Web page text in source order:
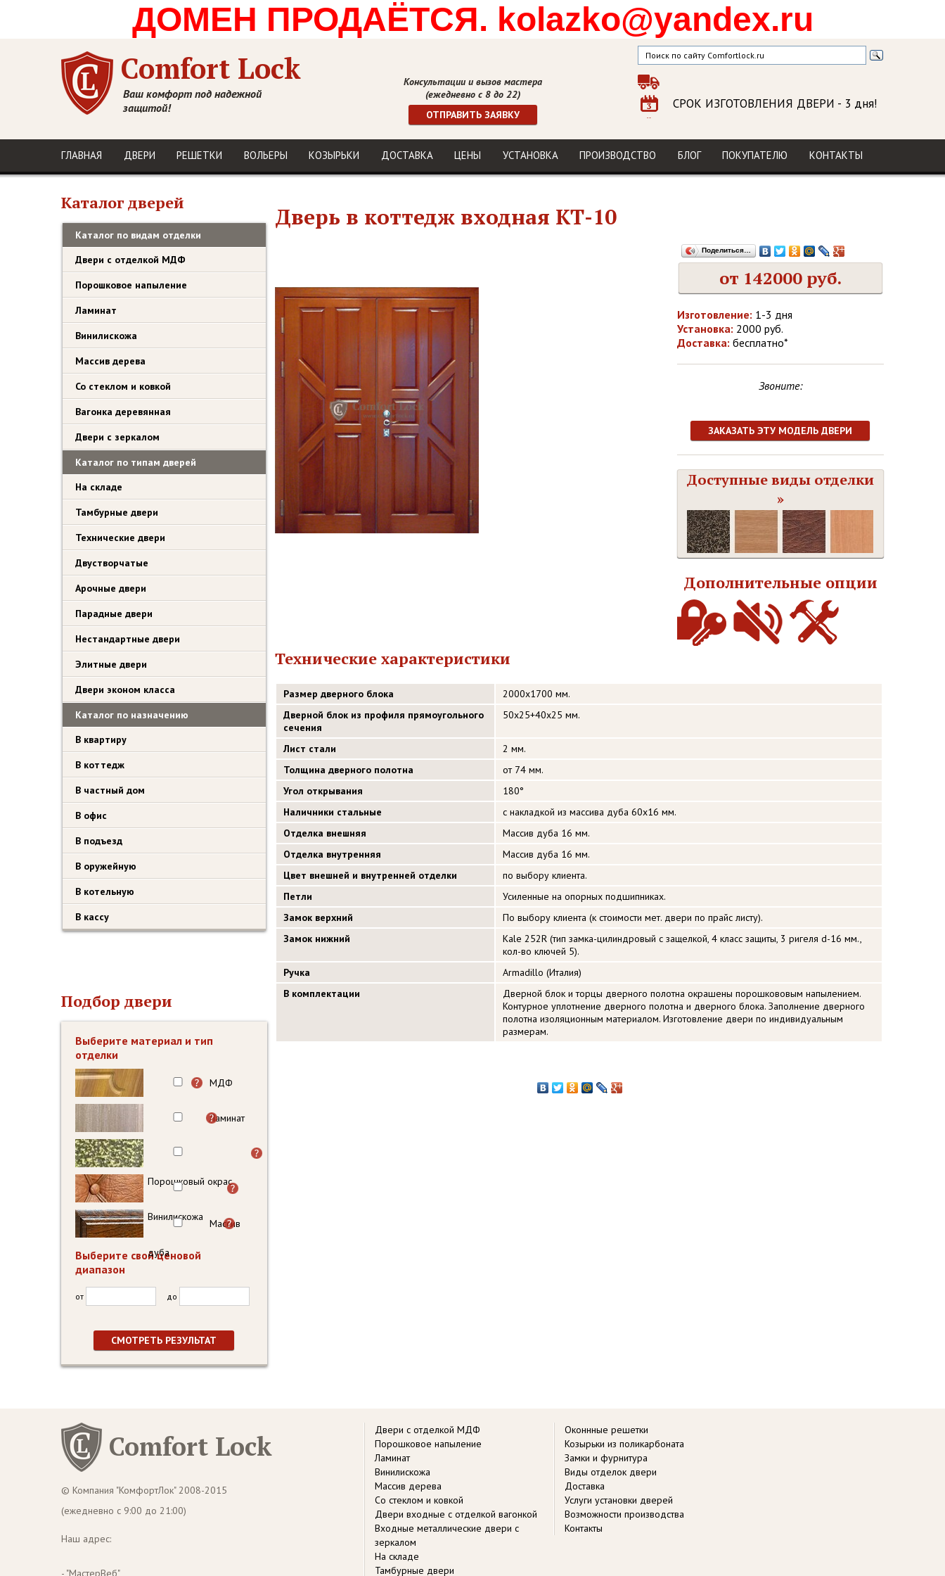
ДОМЕН ПРОДАЁТСЯ. kolazko@yandex.ru
Comfort Lock
Ваш комфорт под надежной
защитой!
Консультации и вызов мастера
(ежедневно с 8 до 22)
ОТПРАВИТЬ ЗАЯВКУ
СРОК ИЗГОТОВЛЕНИЯ ДВЕРИ - 3 дня!
МЫ В СОЦСЕТЯХ
ГЛАВНАЯ ДВЕРИ РЕШЕТКИ ВОЛЬЕРЫ КОЗЫРЬКИ ДОСТАВКА ЦЕНЫ УСТАНОВКА ПРОИЗВОДСТВО БЛОГ ПОКУПАТЕЛЮ КОНТАКТЫ
Дверь в коттедж входная КТ-10
Поделиться…
от 142000 руб.
Изготовление: 1-3 дня
Установка: 2000 руб.
Доставка: бесплатно*
Звоните:
ЗАКАЗАТЬ ЭТУ МОДЕЛЬ ДВЕРИ
Доступные виды отделки
»
Дополнительные опции
Технические характеристики
Размер дверного блока
2000х1700 мм.
Дверной блок из профиля прямоугольного
сечения
50х25+40х25 мм.
Лист стали
2 мм.
Толщина дверного полотна
от 74 мм.
Угол открывания
180°
Наличники стальные
с накладкой из массива дуба 60х16 мм.
Отделка внешняя
Массив дуба 16 мм.
Отделка внутренняя
Массив дуба 16 мм.
Цвет внешней и внутренней отделки
по выбору клиента.
Петли
Усиленные на опорных подшипниках.
Замок верхний
По выбору клиента (к стоимости мет. двери по прайс листу).
Замок нижний
Kale 252R (тип замка-цилиндровый с защелкой, 4 класс защиты, 3 ригеля d-16 мм.,
кол-во ключей 5).
Ручка
Armadillo (Италия)
В комплектации
Дверной блок и торцы дверного полотна окрашены порошкововым напылением.
Контурное уплотнение дверного полотна и дверного блока. Заполнение дверного
полотна изоляционным материалом. Изготовление двери по индивидуальным
размерам.
Каталог дверей
Каталог по видам отделки
Двери с отделкой МДФ
Порошковое напыление
Ламинат
Винилискожа
Массив дерева
Со стеклом и ковкой
Вагонка деревянная
Двери с зеркалом
Каталог по типам дверей
На складе
Тамбурные двери
Технические двери
Двустворчатые
Арочные двери
Парадные двери
Нестандартные двери
Элитные двери
Двери эконом класса
Каталог по назначению
В квартиру
В коттедж
В частный дом
В офис
В подъезд
В оружейную
В котельную
В кассу
Подбор двери
Выберите материал и тип
отделки
МДФ
Ламинат
Порошковый окрас
Винилискожа
Массив
дуба
Выберите свой ценовой
диапазон
от до
Comfort Lock
© Компания "КомфортЛок" 2008-2015
(ежедневно с 9:00 до 21:00)
Наш адрес:
- "МастерВеб"
Двери с отделкой МДФ
Порошковое напыление
Ламинат
Винилискожа
Массив дерева
Со стеклом и ковкой
Двери входные с отделкой вагонкой
Входные металлические двери с
зеркалом
На складе
Тамбурные двери
Оконнные решетки
Козырьки из поликарбоната
Замки и фурнитура
Виды отделок двери
Доставка
Услуги установки дверей
Возможности производства
Контакты